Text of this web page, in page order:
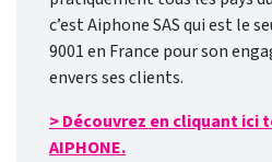
c’est Aiphone SAS qui est le
9001 en France pour son
envers ses clients.
> Découvrez en cliquant
AIPHONE.